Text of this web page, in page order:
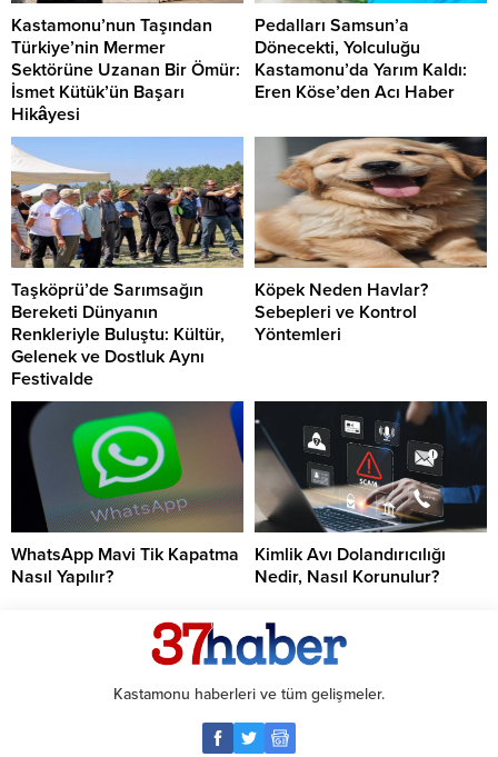
Kastamonu’nun Taşından
Türkiye’nin Mermer
Sektörüne Uzanan Bir Ömür:
İsmet Kütük’ün Başarı
Hikâyesi
Pedalları Samsun’a
Dönecekti, Yolculuğu
Kastamonu’da Yarım Kaldı:
Eren Köse’den Acı Haber
Taşköprü’de Sarımsağın
Bereketi Dünyanın
Renkleriyle Buluştu: Kültür,
Gelenek ve Dostluk Aynı
Festivalde
Köpek Neden Havlar?
Sebepleri ve Kontrol
Yöntemleri
WhatsApp Mavi Tik Kapatma
Nasıl Yapılır?
Kimlik Avı Dolandırıcılığı
Nedir, Nasıl Korunulur?
Kastamonu haberleri ve tüm gelişmeler.